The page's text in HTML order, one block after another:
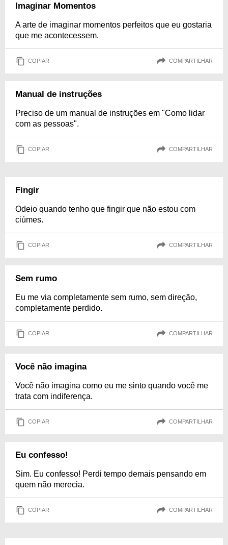
Imaginar Momentos
A arte de imaginar momentos perfeitos que eu gostaria
que me acontecessem.
COPIAR COMPARTILHAR
Manual de instruções
Preciso de um manual de instruções em "Como lidar
com as pessoas".
COPIAR COMPARTILHAR
Fingir
Odeio quando tenho que fingir que não estou com
ciúmes.
COPIAR COMPARTILHAR
Sem rumo
Eu me via completamente sem rumo, sem direção,
completamente perdido.
COPIAR COMPARTILHAR
Você não imagina
Você não imagina como eu me sinto quando você me
trata com indiferença.
COPIAR COMPARTILHAR
Eu confesso!
Sim. Eu confesso! Perdi tempo demais pensando em
quem não merecia.
COPIAR COMPARTILHAR